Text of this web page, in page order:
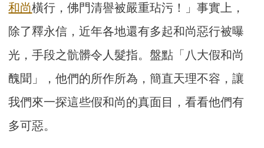
和尚橫行，佛門清譽被嚴重玷污！」事實上，
除了釋永信，近年各地還有多起和尚惡行被曝
光，手段之骯髒令人髮指。盤點「八大假和尚
醜聞」，他們的所作所為，簡直天理不容，讓
我們來一探這些假和尚的真面目，看看他們有
多可惡。